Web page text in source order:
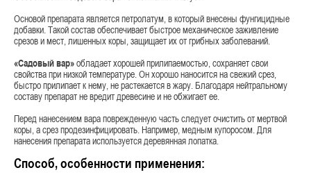
Основой препарата является петролатум, в который внесены фунгицидные
добавки. Такой состав обеспечивает быстрое механическое заживление
срезов и мест, лишенных коры, защищает их от грибных заболеваний.
«Садовый вар»обладает хорошей прилипаемостью, сохраняет свои
свойства при низкой температуре. Он хорошо наносится на свежий срез,
быстро прилипает к нему, не растекается в жару. Благодаря нейтральному
составу препарат не вредит древесине и не обжигает ее.
Перед нанесением вара поврежденную часть следует очистить от мертвой
коры, а срез продезинфицировать. Например, медным купоросом. Для
нанесения препарата используется деревянная лопатка.
Способ, особенности применения: